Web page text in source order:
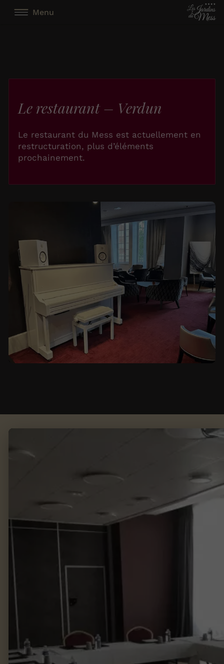
Menu
Le restaurant – Verdun
Le restaurant du Mess est actuellement en
restructuration, plus d’éléments
prochainement.